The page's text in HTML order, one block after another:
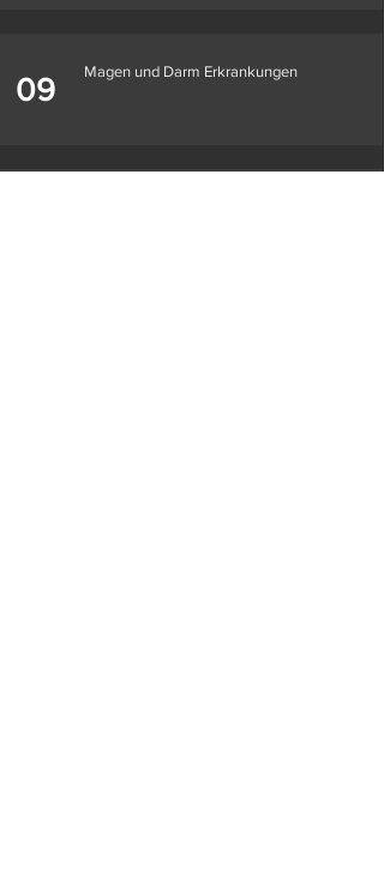
09
Magen und Darm Erkrankungen